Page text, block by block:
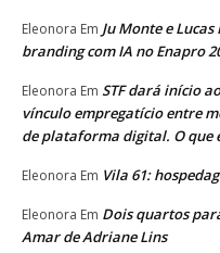
Eleonora Em Ju Monte e
branding com IA no Enapro
Eleonora Em STF dará início
vínculo empregatício entre
de plataforma digital. O que
Eleonora Em Vila 61:
Eleonora Em Dois quartos
Amar de Adriane Lins